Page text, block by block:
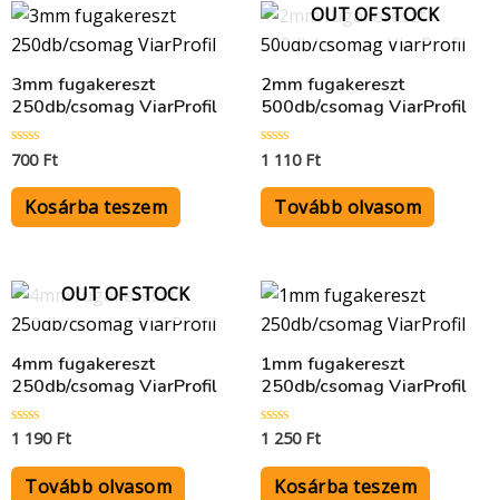
3mm fugakereszt
250db/csomag ViarProfil
Értékelés:
/
700 Ft
Kosárba teszem
OUT OF STOCK
2mm fugakereszt
500db/csomag ViarProfil
Értékelés:
/
1 110 Ft
Tovább olvasom
OUT OF STOCK
4mm fugakereszt
250db/csomag ViarProfil
Értékelés:
/
1 190 Ft
Tovább olvasom
1mm fugakereszt
250db/csomag ViarProfil
Értékelés:
/
1 250 Ft
Kosárba teszem